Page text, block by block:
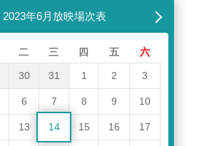
2023年6月放映場次表下個月
二 三 四 五 六
30 31 1 2 3
6 7 8 9 10
13 14 15 16 17